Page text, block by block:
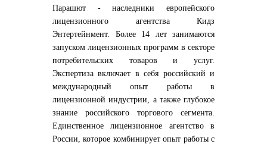
Парашют - наследники европейского
лицензионного агентства Кидз
Энтертейнмент. Более 14 лет занимаются
запуском лицензионных программ в секторе
потребительских товаров и услуг.
Экспертиза включает в себя российский и
международный опыт работы в
лицензионной индустрии, а также глубокое
знание российского торгового сегмента.
Единственное лицензионное агентство в
России, которое комбинирует опыт работы с